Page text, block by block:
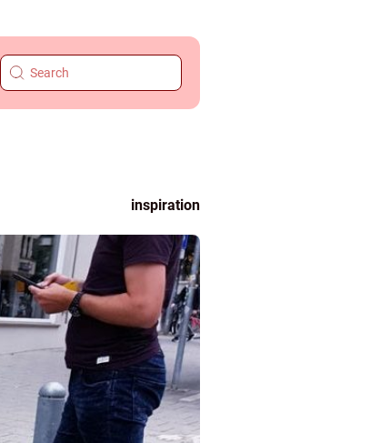
inspiration